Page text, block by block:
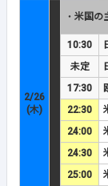
2/26
(木)
・ 米国の
10:30
未定
17:30
22:30
24:00
24:30
25:00